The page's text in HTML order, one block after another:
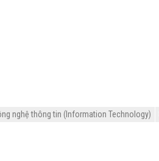
nghệ thông tin (Information Technology)